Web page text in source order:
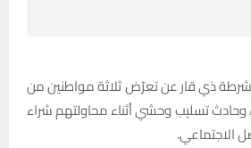
ذي قار عن تعرّض ثلاثة مواطنين من
وحادث تسليب وحشي أثناء محاولتهم شراء
الاجتماعي.